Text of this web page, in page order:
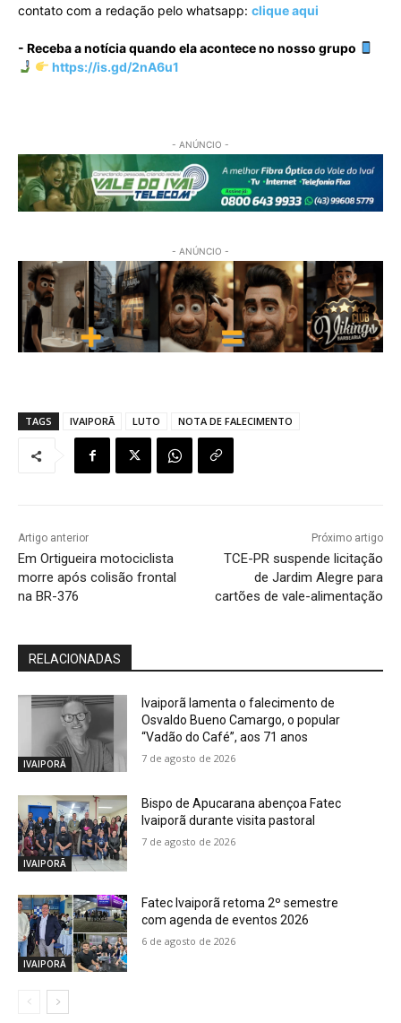
contato com a redação pelo whatsapp: clique aqui
- Receba a notícia quando ela acontece no nosso grupo
https://is.gd/2nA6u1
- ANÚNCIO -
- ANÚNCIO -
TAGS IVAIPORÃ LUTO NOTA DE FALECIMENTO
Artigo anterior
Em Ortigueira motociclista
morre após colisão frontal
na BR-376
Próximo artigo
TCE-PR suspende licitação
de Jardim Alegre para
cartões de vale-alimentação
RELACIONADAS
IVAIPORÃ
Ivaiporã lamenta o falecimento de
Osvaldo Bueno Camargo, o popular
“Vadão do Café”, aos 71 anos
7 de agosto de 2026
IVAIPORÃ
Bispo de Apucarana abençoa Fatec
Ivaiporã durante visita pastoral
7 de agosto de 2026
IVAIPORÃ
Fatec Ivaiporã retoma 2º semestre
com agenda de eventos 2026
6 de agosto de 2026